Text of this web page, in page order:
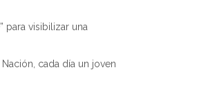
para visibilizar una
cada día un joven